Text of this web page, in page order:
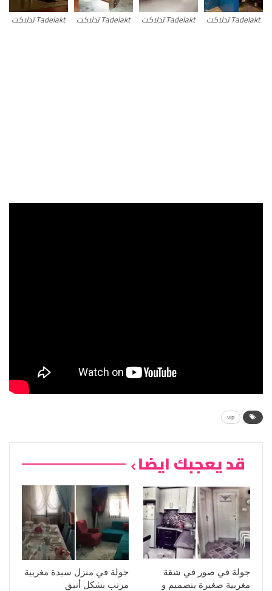
Tadelakt تدلاكت Tadelakt تدلاكت Tadelakt تدلاكت Tadelakt تدلاكت
vip
قد يعجبك ايضا
جولة في صور في شقة
مغربية صغيرة بتصميم و
جولة في منزل سيدة مغربية
مرتب بشكل أنيق